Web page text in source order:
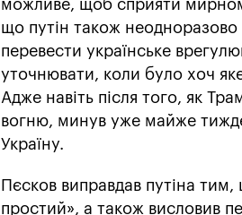
можливе, щоб сприяти
що путін також
перевести українське
уточнювати, коли було хоч
Адже навіть після того, як
вогню, минув уже майже
Україну.
Пєсков виправдав путіна
простий», а також висловив